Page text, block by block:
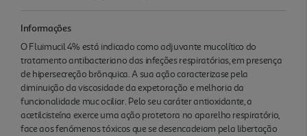
Informações
O Fluimucil 4% está indicado como adjuvante mucolítico do
tratamento antibacteriano das infeções respiratórias, em presença
de hipersecreção brônquica. A sua ação caracterizase pela
diminuição da viscosidade da expetoração e melhoria da
funcionalidade muc ociliar. Pelo seu caráter antioxidante, a
acetilcisteína exerce uma ação protetora no aparelho respiratório,
face aos fenómenos tóxicos que se desencadeiam pela libertação